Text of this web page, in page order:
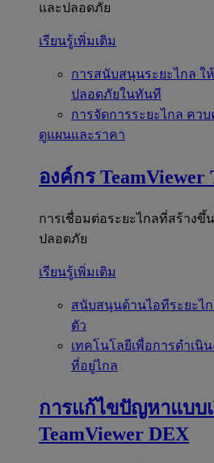
และปลอดภัย
เรียนรู้เพิ่มเติม
การสนับสนุนระยะไกล ใ
ปลอดภัยในทันที
การจัดการระยะไกล คว
ดูแผนและราคา
องค์กร TeamViewer
การเชื่อมต่อระยะไกลที่สร้างขึ้
ปลอดภัย
เรียนรู้เพิ่มเติม
สนับสนุนด้านไอทีระยะไ
ตัว
เทคโนโลยีเพื่อการดำเนิ
ที่อยู่ไกล
การแก้ไขปัญหาแบบ
TeamViewer DEX